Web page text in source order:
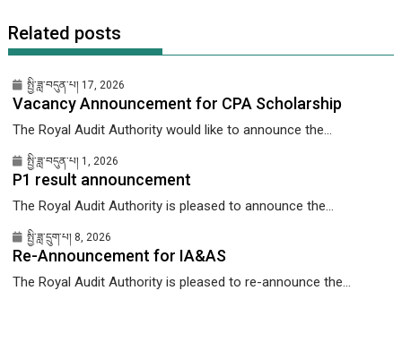
Related posts
སྤྱི་ཟླ་བདུན་པ། 17, 2026
Vacancy Announcement for CPA Scholarship
The Royal Audit Authority would like to announce the...
སྤྱི་ཟླ་བདུན་པ། 1, 2026
P1 result announcement
The Royal Audit Authority is pleased to announce the...
སྤྱི་ཟླ་དྲུག་པ། 8, 2026
Re-Announcement for IA&AS
The Royal Audit Authority is pleased to re-announce the...